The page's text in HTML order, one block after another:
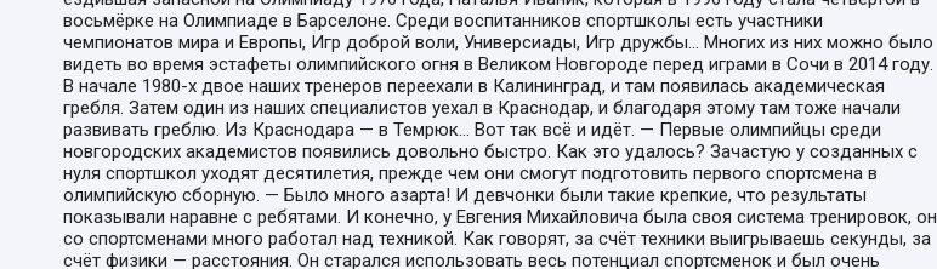
восьмёрке на Олимпиаде в Барселоне. Среди воспитанников спортшколы есть участники
чемпионатов мира и Европы, Игр доброй воли, Универсиады, Игр дружбы... Многих из них можно было
видеть во время эстафеты олимпийского огня в Великом Новгороде перед играми в Сочи в 2014 году.
В начале 1980-х двое наших тренеров переехали в Калининград, и там появилась академическая
гребля. Затем один из наших специалистов уехал в Краснодар, и благодаря этому там тоже начали
развивать греблю. Из Краснодара — в Темрюк... Вот так всё и идёт. — Первые олимпийцы среди
новгородских академистов появились довольно быстро. Как это удалось? Зачастую у созданных с
нуля спортшкол уходят десятилетия, прежде чем они смогут подготовить первого спортсмена в
олимпийскую сборную. — Было много азарта! И девчонки были такие крепкие, что результаты
показывали наравне с ребятами. И конечно, у Евгения Михайловича была своя система тренировок, он
со спортсменами много работал над техникой. Как говорят, за счёт техники выигрываешь секунды, за
счёт физики — расстояния. Он старался использовать весь потенциал спортсменок и был очень